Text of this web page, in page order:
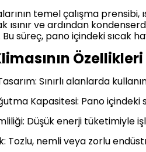
temel çalışma
ısınır ve ardından
süreç, pano içindeki sıcak
Özellikleri
Sınırlı alanlarda
Kapasitesi: Pano içindeki
Düşük enerji tüketimiyle
Tozlu, nemli veya zorlu